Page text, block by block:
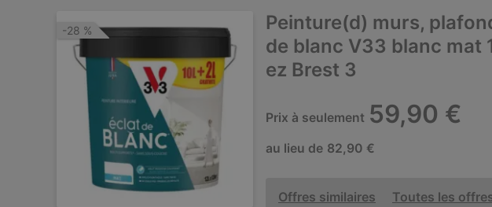
-28 %
Peinture(d) murs,
de blanc V33 blanc mat
ez Brest 3
Prix à seulement 59,90 €
au lieu de 82,90 €
Offres similaires Toutes les